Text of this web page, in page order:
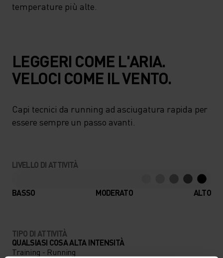
temperature più alte.
LEGGERI COME L'ARIA.
VELOCI COME IL VENTO.
Capi tecnici da running ad asciugatura rapida per
essere sempre un passo avanti.
LIVELLO DI ATTIVITÀ
BASSO MODERATO ALTO
TIPO DI ATTIVITÀ
QUALSIASI COSA ALTA INTENSITÀ
Training - Running